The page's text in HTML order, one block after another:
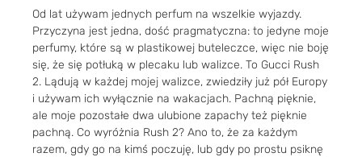
Od lat używam jednych perfum na wszelkie wyjazdy.
Przyczyna jest jedna, dość pragmatyczna: to jedyne moje
perfumy, które są w plastikowej buteleczce, więc nie boję
się, że się potłuką w plecaku lub walizce. To Gucci Rush
2. Lądują w każdej mojej walizce, zwiedziły już pół Europy
i używam ich wyłącznie na wakacjach. Pachną pięknie,
ale moje pozostałe dwa ulubione zapachy też pięknie
pachną. Co wyróżnia Rush 2? Ano to, że za każdym
razem, gdy go na kimś poczuję, lub gdy po prostu psiknę